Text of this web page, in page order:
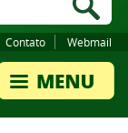
Contato Webmail